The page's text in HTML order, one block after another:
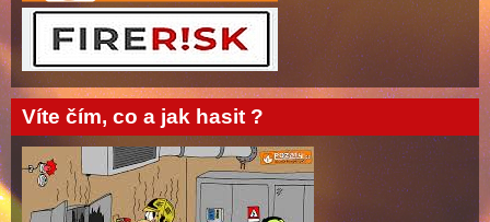
Víte čím, co a jak hasit ?